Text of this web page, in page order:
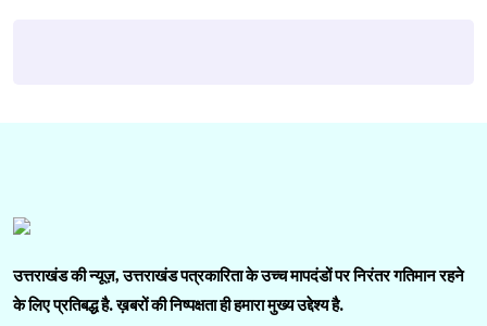
उत्तराखंड की न्यूज़, उत्तराखंड पत्रकारिता के उच्च मापदंडों पर निरंतर गतिमान रहने
के लिए प्रतिबद्ध है. ख़बरों की निष्पक्षता ही हमारा मुख्य उद्देश्य है.